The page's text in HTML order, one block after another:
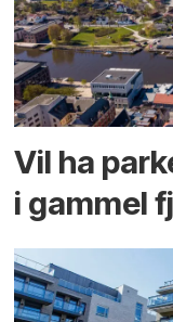
Vil ha
i gammel